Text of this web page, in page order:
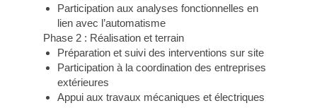
Participation aux analyses fonctionnelles en
lien avec l’automatisme
Phase 2 : Réalisation et terrain
Préparation et suivi des interventions sur site
Participation à la coordination des entreprises
extérieures
Appui aux travaux mécaniques et électriques